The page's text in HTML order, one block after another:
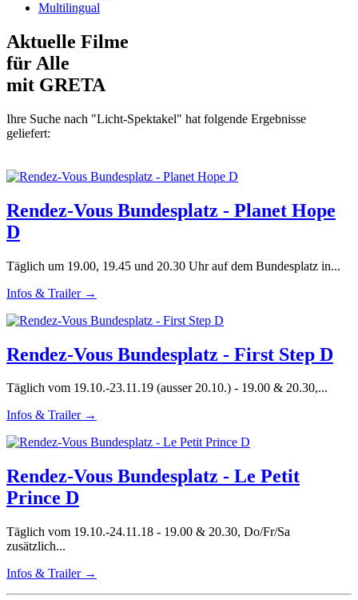
Multilingual
Aktuelle Filme
für Alle
mit GRETA
Ihre Suche nach "Licht-Spektakel" hat folgende Ergebnisse
geliefert:
Rendez-Vous Bundesplatz - Planet Hope
D
Täglich um 19.00, 19.45 und 20.30 Uhr auf dem Bundesplatz in...
Infos & Trailer →
Rendez-Vous Bundesplatz - First Step D
Täglich vom 19.10.-23.11.19 (ausser 20.10.) - 19.00 & 20.30,...
Infos & Trailer →
Rendez-Vous Bundesplatz - Le Petit
Prince D
Täglich vom 19.10.-24.11.18 - 19.00 & 20.30, Do/Fr/Sa
zusätzlich...
Infos & Trailer →